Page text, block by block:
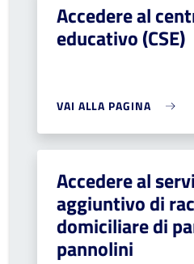
Accedere al
educativo (CSE)
VAI ALLA PAGINA
Accedere al
aggiuntivo di
domiciliare di
pannolini